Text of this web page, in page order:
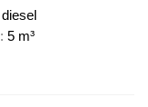
diesel
5 m³